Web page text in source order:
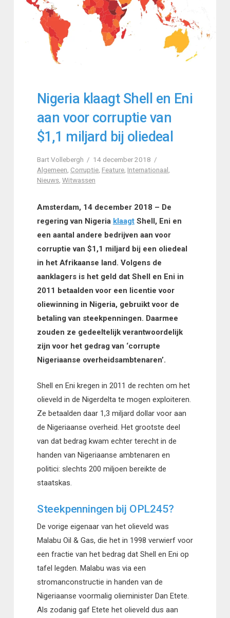
Nigeria klaagt Shell en Eni
aan voor corruptie van
$1,1 miljard bij oliedeal
Bart Vollebergh
14 december 2018
Algemeen, Corruptie, Feature, Internationaal,
Nieuws, Witwassen
Amsterdam, 14 december 2018 – De
regering van Nigeria klaagtShell, Eni en
een aantal andere bedrijven aan voor
corruptie van $1,1 miljard bij een oliedeal
in het Afrikaanse land. Volgens de
aanklagers is het geld dat Shell en Eni in
2011 betaalden voor een licentie voor
oliewinning in Nigeria, gebruikt voor de
betaling van steekpenningen. Daarmee
zouden ze gedeeltelijk verantwoordelijk
zijn voor het gedrag van ‘corrupte
Nigeriaanse overheidsambtenaren’.
Shell en Eni kregen in 2011 de rechten om het
olieveld in de Nigerdelta te mogen exploiteren.
Ze betaalden daar 1,3 miljard dollar voor aan
de Nigeriaanse overheid. Het grootste deel
van dat bedrag kwam echter terecht in de
handen van Nigeriaanse ambtenaren en
politici: slechts 200 miljoen bereikte de
staatskas.
Steekpenningen bij OPL245?
De vorige eigenaar van het olieveld was
Malabu Oil & Gas, die het in 1998 verwierf voor
een fractie van het bedrag dat Shell en Eni op
tafel legden. Malabu was via een
stromanconstructie in handen van de
Nigeriaanse voormalig olieminister Dan Etete.
Als zodanig gaf Etete het olieveld dus aan